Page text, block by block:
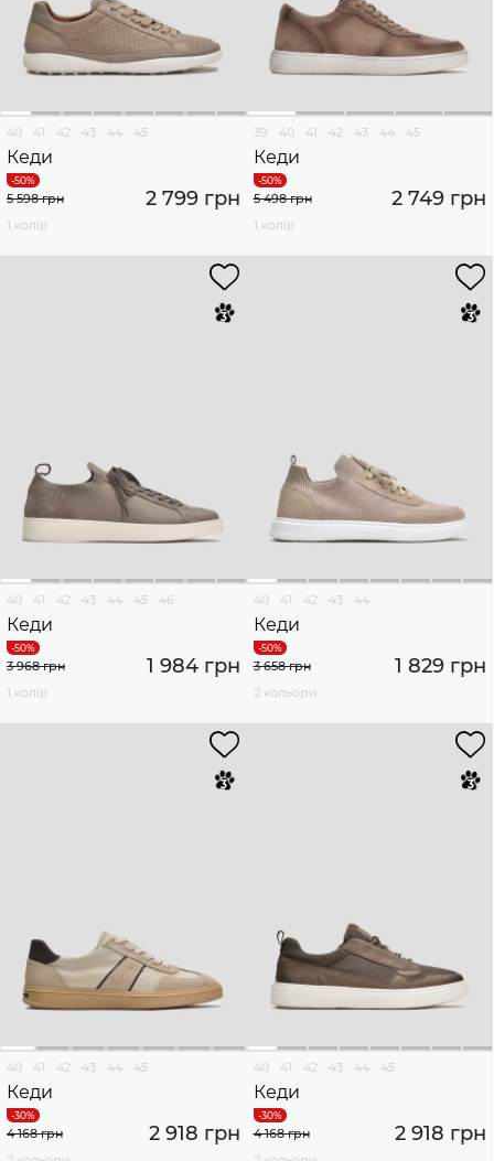
40 41 42 43 44 45
Кеди
2 799 грн
5 598 грн
1 колір
39 40 41 42 43 44 45
Кеди
2 749 грн
5 498 грн
1 колір
40 41 42 43 44 45 46
Кеди
1 984 грн
3 968 грн
1 колір
40 41 42 43 44
Кеди
1 829 грн
3 658 грн
2 кольори
40 41 42 43 44 45
Кеди
2 918 грн
4 168 грн
40 41 42 43 44 45
Кеди
2 918 грн
4 168 грн